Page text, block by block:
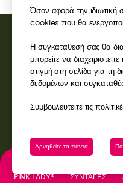
ΕΠΙΚΟΙΝΩΝΉΣΤΕ ΜΑΖΊ
ΠΡΌΣΒΑΣΗ
Όσον αφορά την ιδιωτική
cookies που θα
Η συγκατάθεσή σας θα
μπορείτε να
στιγμή στη σελίδα για τη
δεδομένων και
Συμβουλευτείτε τις
Αρνηθείτε τα πάντα
PINK LADY® ΣΥΝΤΑΓΈΣ